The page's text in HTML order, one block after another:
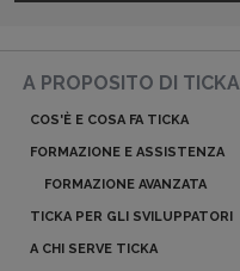
A PROPOSITO DI TICKA
COS'È E COSA FA TICKA
FORMAZIONE E ASSISTENZA
FORMAZIONE AVANZATA
TICKA PER GLI SVILUPPATORI
A CHI SERVE TICKA